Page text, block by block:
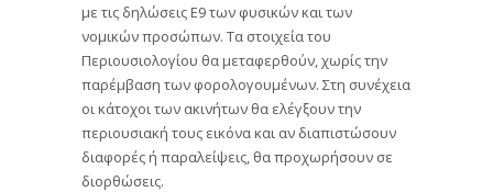
με τις δηλώσεις Ε9 των φυσικών και των
νομικών προσώπων. Τα στοιχεία του
Περιουσιολογίου θα μεταφερθούν, χωρίς την
παρέμβαση των φορολογουμένων. Στη συνέχεια
οι κάτοχοι των ακινήτων θα ελέγξουν την
περιουσιακή τους εικόνα και αν διαπιστώσουν
διαφορές ή παραλείψεις, θα προχωρήσουν σε
διορθώσεις.